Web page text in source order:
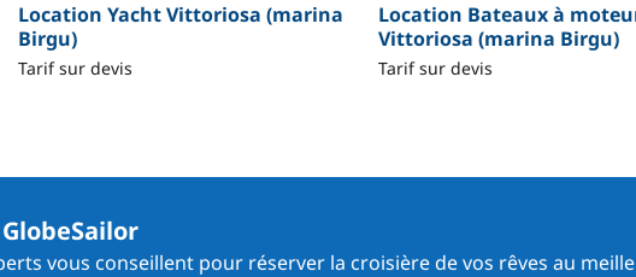
Location Yacht Vittoriosa (marina
Birgu)
Tarif sur devis
Location Bateaux à
Vittoriosa (marina Birgu)
Tarif sur devis
vous conseillent pour réserver la croisière de vos rêves au